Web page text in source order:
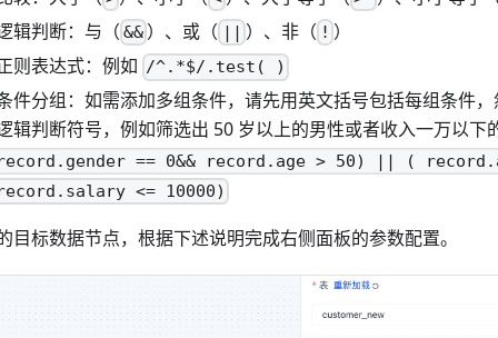
辑判断：与（ && ）、或（ || ）、非（ ! ）
则表达式：例如 /^.*$/.test( )
件分组：如需添加多组条件，请先用英文括号包括每组条件
辑判断符号，例如筛选出 50 岁以上的男性或者收入一万以下
== 0&& record.age > 50) || (
<= 10000)
目标数据节点，根据下述说明完成右侧面板的参数配置。